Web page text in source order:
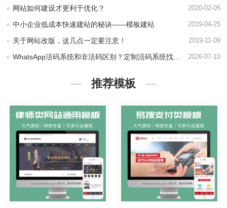
网站如何建设才更利于优化？ 2020-02-05
中小企业低成本快速建站的秘诀——模板建站 2019-04-25
关于网站改版，这几点一定要注意！ 2019-11-09
2026-07-10
推荐模板